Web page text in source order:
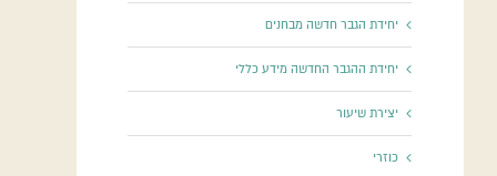
יחידת הגבר חדשה מבחנים
יחידת ההגבר החדשה מידע כללי
יצירת שיעור
כוזרי